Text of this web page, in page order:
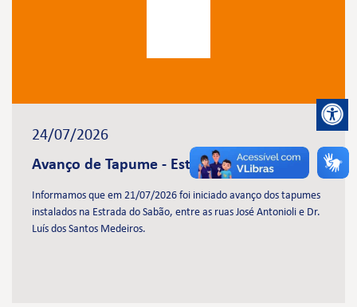
24/07/2026
Avanço de Tapume - Estação Brasilândia
Informamos que em 21/07/2026 foi iniciado avanço dos tapumes
instalados na Estrada do Sabão, entre as ruas José Antonioli e Dr.
Luís dos Santos Medeiros.